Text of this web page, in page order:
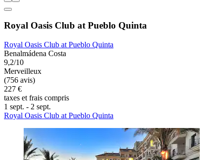
Royal Oasis Club at Pueblo Quinta
Royal Oasis Club at Pueblo Quinta
Benalmádena Costa
9,2/10
Merveilleux
(756 avis)
227 €
taxes et frais compris
1 sept. - 2 sept.
Royal Oasis Club at Pueblo Quinta